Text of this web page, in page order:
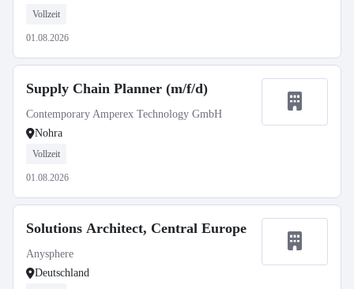
Vollzeit
01.08.2026
Supply Chain Planner (m/f/d)
Contemporary Amperex Technology GmbH
Nohra
Vollzeit
01.08.2026
Solutions Architect, Central Europe
Anysphere
Deutschland